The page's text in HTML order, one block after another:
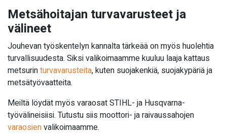
Metsähoitajan turvavarusteet ja
välineet
Jouhevan työskentelyn kannalta tärkeää on myös huolehtia
turvallisuudesta. Siksi valikoimaamme kuuluu laaja kattaus
metsurinturvavarusteita, kuten suojakenkiä, suojakypäriä ja
metsätyövaatteita.
Meiltä löydät myös varaosat STIHL- ja Husqvarna-
työvälineisiisi. Tutustu siis moottori- ja raivaussahojen
varaosienvalikoimaamme.